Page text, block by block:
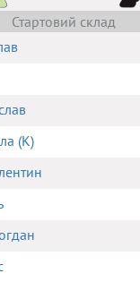
Стартовий склад
(К)